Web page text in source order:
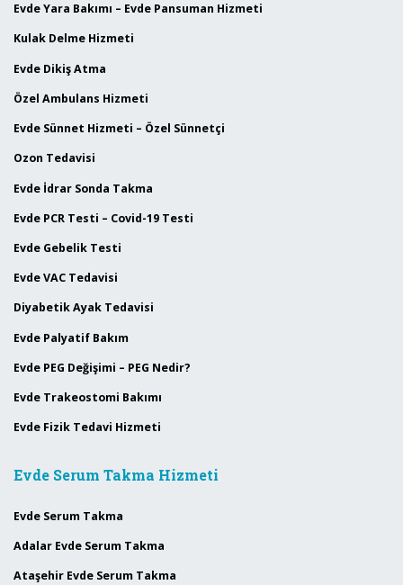
Evde Yara Bakımı – Evde Pansuman Hizmeti
Kulak Delme Hizmeti
Evde Dikiş Atma
Özel Ambulans Hizmeti
Evde Sünnet Hizmeti – Özel Sünnetçi
Ozon Tedavisi
Evde İdrar Sonda Takma
Evde PCR Testi – Covid-19 Testi
Evde Gebelik Testi
Evde VAC Tedavisi
Diyabetik Ayak Tedavisi
Evde Palyatif Bakım
Evde PEG Değişimi – PEG Nedir?
Evde Trakeostomi Bakımı
Evde Fizik Tedavi Hizmeti
Evde Serum Takma Hizmeti
Evde Serum Takma
Adalar Evde Serum Takma
Ataşehir Evde Serum Takma